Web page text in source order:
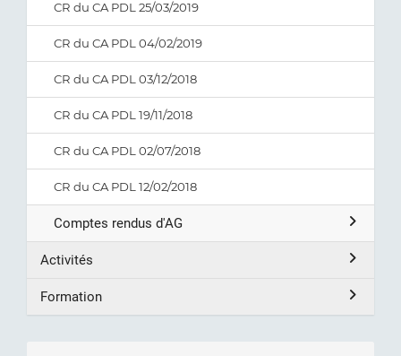
CR du CA PDL 25/03/2019
CR du CA PDL 04/02/2019
CR du CA PDL 03/12/2018
CR du CA PDL 19/11/2018
CR du CA PDL 02/07/2018
CR du CA PDL 12/02/2018
Comptes rendus d'AG
Activités
Formation